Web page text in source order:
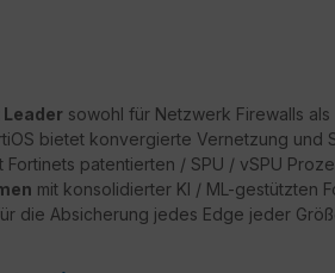
sowohl für Netzwerk Firewalls
bietet konvergierte Vernetzung und
Fortinets patentierten / SPU / vSPU
mit konsolidierter KI / ML-gestützten
die Absicherung jedes Edge jeder